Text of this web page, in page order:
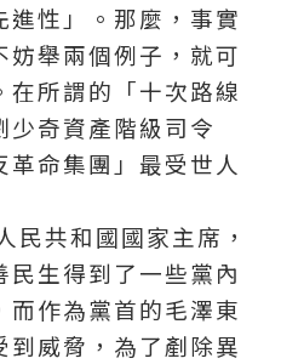
性」。那麼，事實
舉兩個例子，就可
所謂的「十次路線
少奇資產階級司令
命集團」最受世人
共和國國家主席，
生得到了一些黨內
作為黨首的毛澤東
威脅，為了剷除異